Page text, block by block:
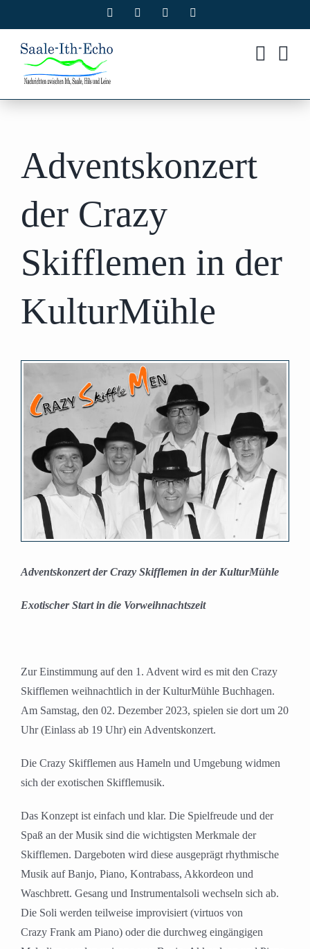
Inhalt
springen
Facebook Instagram
Adventskonzert
der Crazy
Skifflemen in der
KulturMühle
grösseres
Bild
Adventskonzert der Crazy Skifflemen in der KulturMühle
Exotischer Start in die Vorweihnachtszeit
Zur Einstimmung auf den 1. Advent wird es mit den Crazy
Skifflemen weihnachtlich in der KulturMühle Buchhagen.
Am Samstag, den 02. Dezember 2023, spielen sie dort um 20
Uhr (Einlass ab 19 Uhr) ein Adventskonzert.
Die Crazy Skifflemen aus Hameln und Umgebung widmen
sich der exotischen Skifflemusik.
Das Konzept ist einfach und klar. Die Spielfreude und der
Spaß an der Musik sind die wichtigsten Merkmale der
Skifflemen. Dargeboten wird diese ausgeprägt rhythmische
Musik auf Banjo, Piano, Kontrabass, Akkordeon und
Waschbrett. Gesang und Instrumentalsoli wechseln sich ab.
Die Soli werden teilweise improvisiert (virtuos von
Crazy Frank am Piano) oder die durchweg eingängigen